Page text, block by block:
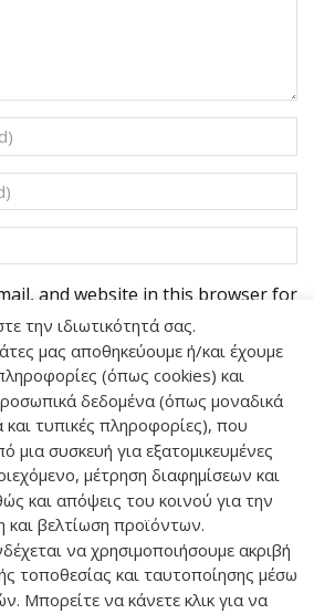
and website in this browser for
την ιδιωτικότητά σας.
μας αποθηκεύουμε ή/και έχουμε
(όπως cookies) και
δεδομένα (όπως μοναδικά
και τυπικές πληροφορίες), που
μια συσκευή για εξατομικευμένες
μέτρηση διαφημίσεων και
και απόψεις του κοινού για την
και βελτίωση προϊόντων.
να χρησιμοποιήσουμε ακριβή
τοποθεσίας και ταυτοποίησης μέσω
Μπορείτε να κάνετε κλικ για να